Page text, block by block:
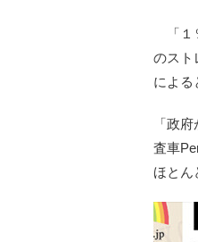
「１
のスト
による
「政
査車
ほとん